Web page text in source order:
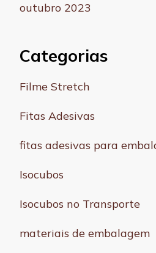
outubro 2023
Categorias
Filme Stretch
Fitas Adesivas
fitas adesivas para
Isocubos
Isocubos no Transporte
materiais de embalagem